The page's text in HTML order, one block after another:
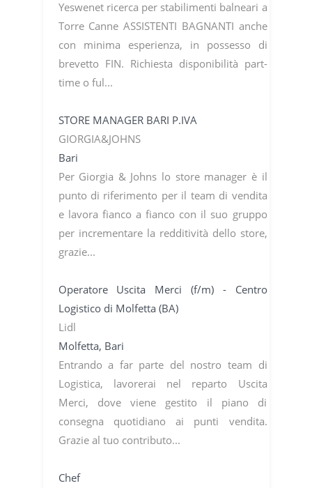
Yeswenet ricerca per stabilimenti balneari a
Torre Canne ASSISTENTI BAGNANTI anche
con minima esperienza, in possesso di
brevetto FIN. Richiesta disponibilità part-
time o ful...
STORE MANAGER BARI P.IVA
GIORGIA&JOHNS
Bari
Per Giorgia & Johns lo store manager è il
punto di riferimento per il team di vendita
e lavora fianco a fianco con il suo gruppo
per incrementare la redditività dello store,
grazie...
Operatore Uscita Merci (f/m) - Centro
Logistico di Molfetta (BA)
Lidl
Molfetta, Bari
Entrando a far parte del nostro team di
Logistica, lavorerai nel reparto Uscita
Merci, dove viene gestito il piano di
consegna quotidiano ai punti vendita.
Grazie al tuo contributo...
Chef